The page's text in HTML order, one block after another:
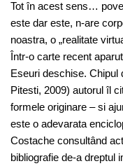
Tot în acest sens…
este dar este, n-are
noastra, o „realitate
Într-o carte recent
Eseuri deschise. Chipul
Pitesti, 2009) autorul îl
formele originare – si
este o adevarata
Costache consultând
bibliografie de-a dreptul